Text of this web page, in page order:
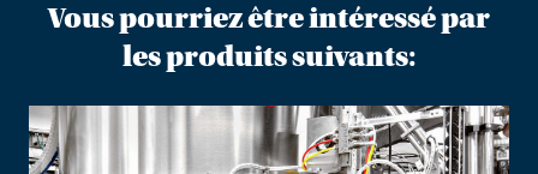
Vous pourriez être intéressé par
les produits suivants: